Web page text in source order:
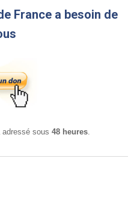
France a besoin de
sous 48 heures.